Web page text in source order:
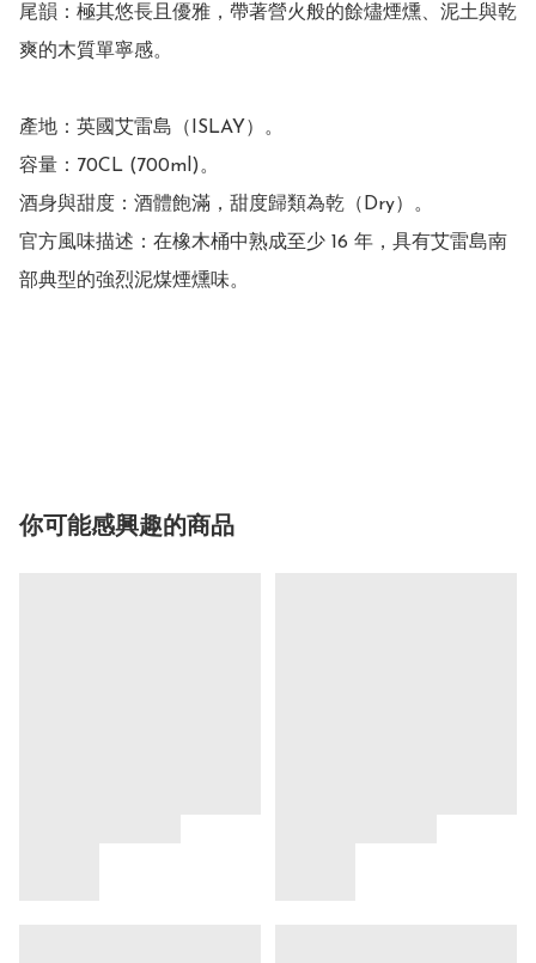
尾韻：極其悠長且優雅，帶著營火般的餘燼煙燻、泥土與乾
爽的木質單寧感。
產地：英國艾雷島（ISLAY）。
容量：70CL (700ml)。
酒身與甜度：酒體飽滿，甜度歸類為乾（Dry）。
官方風味描述：在橡木桶中熟成至少 16 年，具有艾雷島南
部典型的強烈泥煤煙燻味。
你可能感興趣的商品